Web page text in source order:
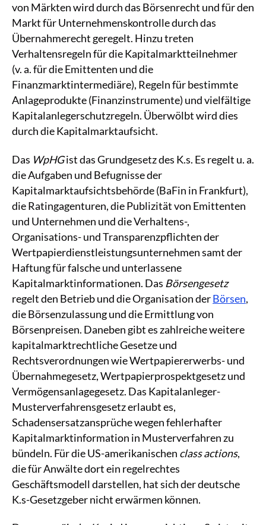
von Märkten wird durch das Börsenrecht und für den
Markt für Unternehmenskontrolle durch das
Übernahmerecht geregelt. Hinzu treten
Verhaltensregeln für die Kapitalmarktteilnehmer
(v. a. für die Emittenten und die
Finanzmarktintermediäre), Regeln für bestimmte
Anlageprodukte (Finanzinstrumente) und vielfältige
Kapitalanlegerschutzregeln. Überwölbt wird dies
durch die Kapitalmarktaufsicht.
Das WpHGist das Grundgesetz des K.s. Es regelt u. a.
die Aufgaben und Befugnisse der
Kapitalmarktaufsichtsbehörde (BaFin in Frankfurt),
die Ratingagenturen, die Publizität von Emittenten
und Unternehmen und die Verhaltens-,
Organisations- und Transparenzpflichten der
Wertpapierdienstleistungsunternehmen samt der
Haftung für falsche und unterlassene
Kapitalmarktinformationen. Das Börsengesetz
regelt den Betrieb und die Organisation derBörsen,
die Börsenzulassung und die Ermittlung von
Börsenpreisen. Daneben gibt es zahlreiche weitere
kapitalmarktrechtliche Gesetze und
Rechtsverordnungen wie Wertpapiererwerbs- und
Übernahmegesetz, Wertpapierprospektgesetz und
Vermögensanlagegesetz. Das Kapitalanleger-
Musterverfahrensgesetz erlaubt es,
Schadensersatzansprüche wegen fehlerhafter
Kapitalmarktinformation in Musterverfahren zu
bündeln. Für die US-amerikanischen class actions,
die für Anwälte dort ein regelrechtes
Geschäftsmodell darstellen, hat sich der deutsche
K.s-Gesetzgeber nicht erwärmen können.